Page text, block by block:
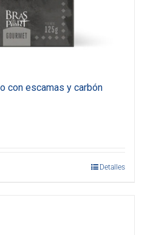
con escamas y carbón
Detalles